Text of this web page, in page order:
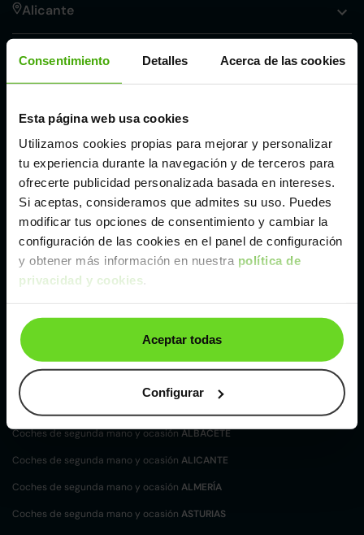
Consentimiento Detalles Acerca de las cookies
Esta página web usa cookies
Utilizamos cookies propias para mejorar y personalizar
tu experiencia durante la navegación y de terceros para
ofrecerte publicidad personalizada basada en intereses.
Si aceptas, consideramos que admites su uso. Puedes
modificar tus opciones de consentimiento y cambiar la
configuración de las cookies en el panel de configuración
y obtener más información en nuestra política de
privacidad y cookies.
Aceptar todas
Configurar
Alicante
Córdoba
Madrid
Málaga
Valencia
Zaragoza
Ver Ford Ka de segunda mano y ocasión
Ford Ka de segunda mano y ocasión
Coches de segunda mano y ocasión por
localización
Coches de segunda mano y ocasiónALBACETE
Coches de segunda mano y ocasión ALICANTE
Coches de segunda mano y ocasión ALMERÍA
Coches de segunda mano y ocasión ASTURIAS